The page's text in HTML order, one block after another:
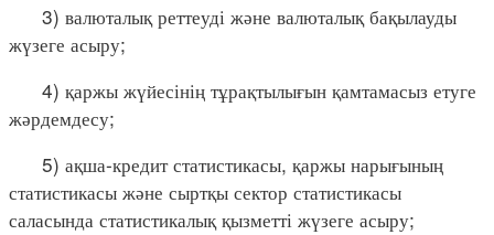
3) валюталық реттеуді және валюталық бақылауды
жүзеге асыру;
4) қаржы жүйесінің тұрақтылығын қамтамасыз етуге
жәрдемдесу;
5) ақша-кредит статистикасы, қаржы нарығының
статистикасы және сыртқы сектор статистикасы
саласында статистикалық қызметті жүзеге асыру;